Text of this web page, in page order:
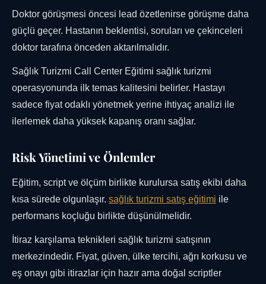
Doktor görüşmesi öncesi lead özetlenirse görüşme daha
güçlü geçer. Hastanın beklentisi, soruları ve çekinceleri
doktor tarafına önceden aktarılmalıdır.
Sağlık Turizmi Call Center Eğitimi sağlık turizmi
operasyonunda ilk temas kalitesini belirler. Hastayı
sadece fiyat odaklı yönetmek yerine ihtiyaç analizi ile
ilerlemek daha yüksek kapanış oranı sağlar.
Risk Yönetimi ve Önlemler
Eğitim, script ve ölçüm birlikte kurulursa satış ekibi daha
kısa sürede olgunlaşır. sağlık turizmi satış eğitimi ile
performans koçluğu birlikte düşünülmelidir.
İtiraz karşılama teknikleri sağlık turizmi satışının
merkezindedir. Fiyat, güven, ülke tercihi, ağrı korkusu ve
eş onayı gibi itirazlar için hazır ama doğal scriptler